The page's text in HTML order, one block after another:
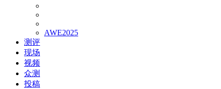
AWE2025
测评
现场
视频
众测
投稿